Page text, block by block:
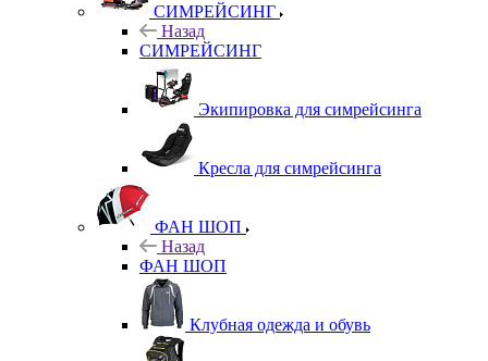
СИМРЕЙСИНГ
Назад
СИМРЕЙСИНГ
Экипировка для симрейсинга
Кресла для симрейсинга
ФАН ШОП
Назад
ФАН ШОП
Клубная одежда и обувь